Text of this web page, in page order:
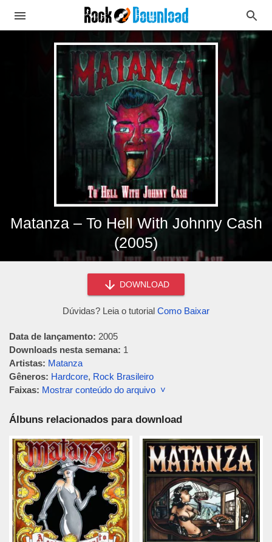
Matanza – To Hell With Johnny Cash
(2005)
DOWNLOAD
Dúvidas? Leia o tutorial Como Baixar
Data de lançamento: 2005
Downloads nesta semana: 1
Artistas: Matanza
Gêneros: Hardcore, Rock Brasileiro
Faixas: Mostrar conteúdo do arquivo ˅
Álbuns relacionados para download